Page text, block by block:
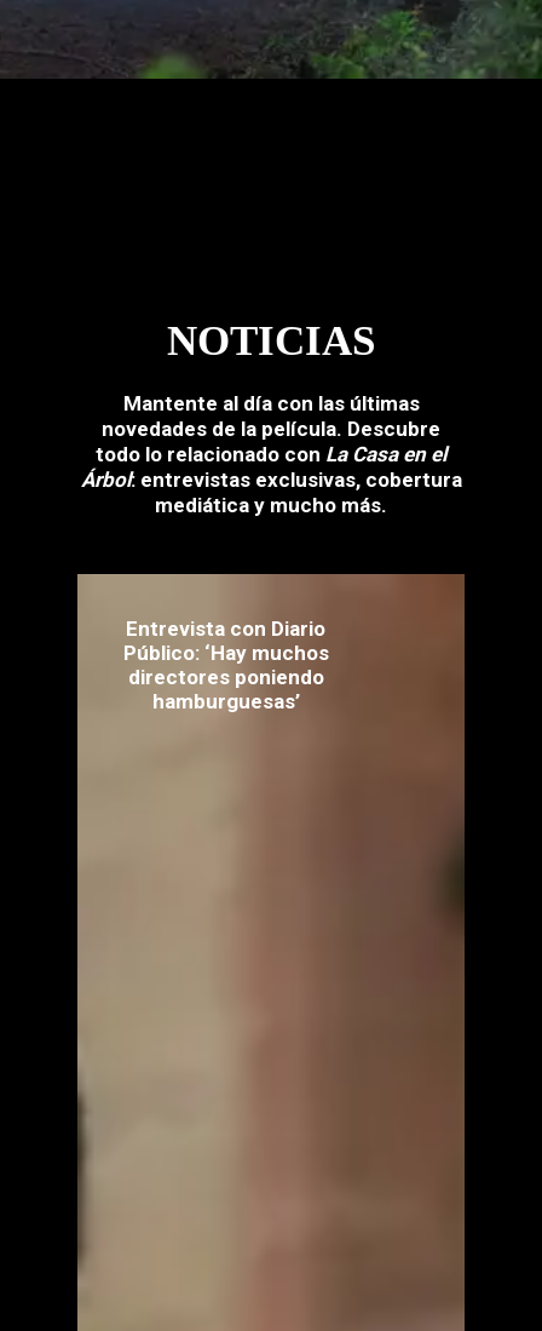
NOTICIAS
Mantente al día con las últimas
novedades de la película. Descubre
todo lo relacionado con La Casa en el
Árbol: entrevistas exclusivas, cobertura
mediática y mucho más.
Entrevista con Diario
Público: ‘Hay muchos
directores poniendo
hamburguesas’